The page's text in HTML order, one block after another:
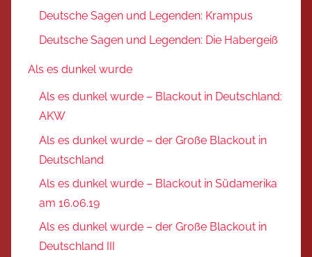
Deutsche Sagen und Legenden: Krampus
Deutsche Sagen und Legenden: Die Habergeiß
Als es dunkel wurde
Als es dunkel wurde – Blackout in Deutschland:
AKW
Als es dunkel wurde – der Große Blackout in
Deutschland
Als es dunkel wurde – Blackout in Südamerika
am 16.06.19
Als es dunkel wurde – der Große Blackout in
Deutschland III